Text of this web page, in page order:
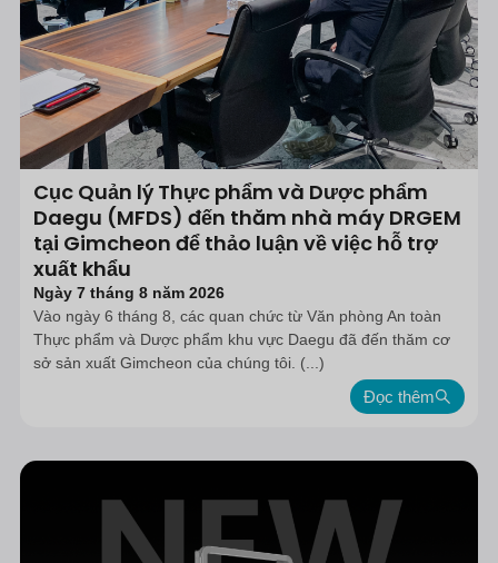
Cục Quản lý Thực phẩm và Dược phẩm
Daegu (MFDS) đến thăm nhà máy DRGEM
tại Gimcheon để thảo luận về việc hỗ trợ
xuất khẩu
Ngày 7 tháng 8 năm 2026
Vào ngày 6 tháng 8, các quan chức từ Văn phòng An toàn
Thực phẩm và Dược phẩm khu vực Daegu đã đến thăm cơ
sở sản xuất Gimcheon của chúng tôi. (...)
Đọc thêm